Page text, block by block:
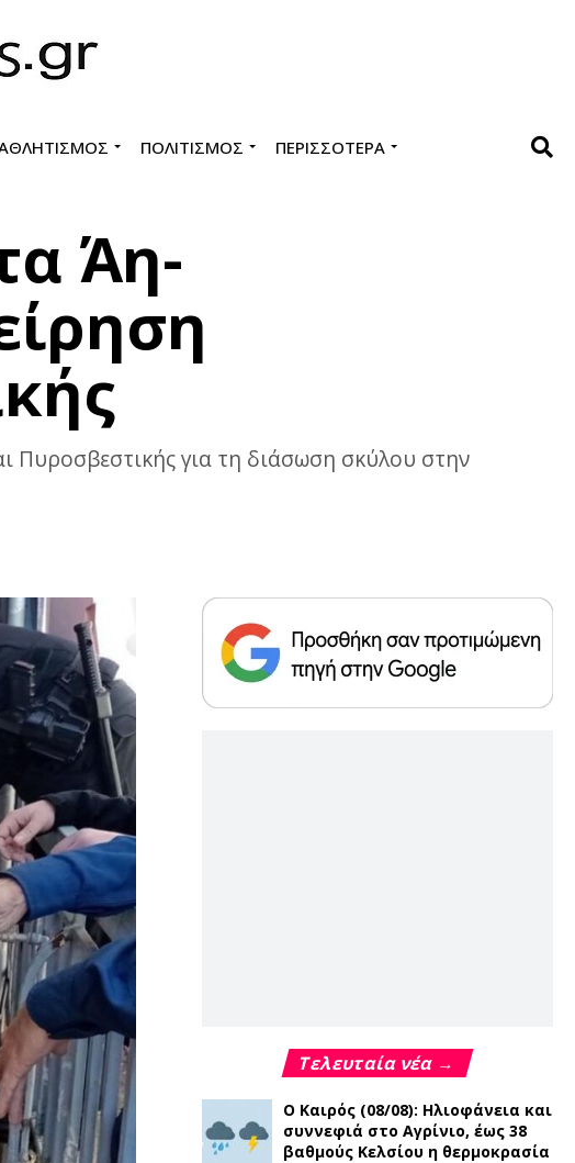
ΠΟΛΙΤΙΣΜΌΣ ΠΕΡΙΣΣΌΤΕΡΑ
Άη-
Πυροσβεστικής για τη διάσωση σκύλου στην
Τελευταία νέα →
Ο Καιρός (08/08): Ηλιοφάνεια και
συννεφιά στο Αγρίνιο, έως 38
βαθμούς Κελσίου η θερμοκρασία